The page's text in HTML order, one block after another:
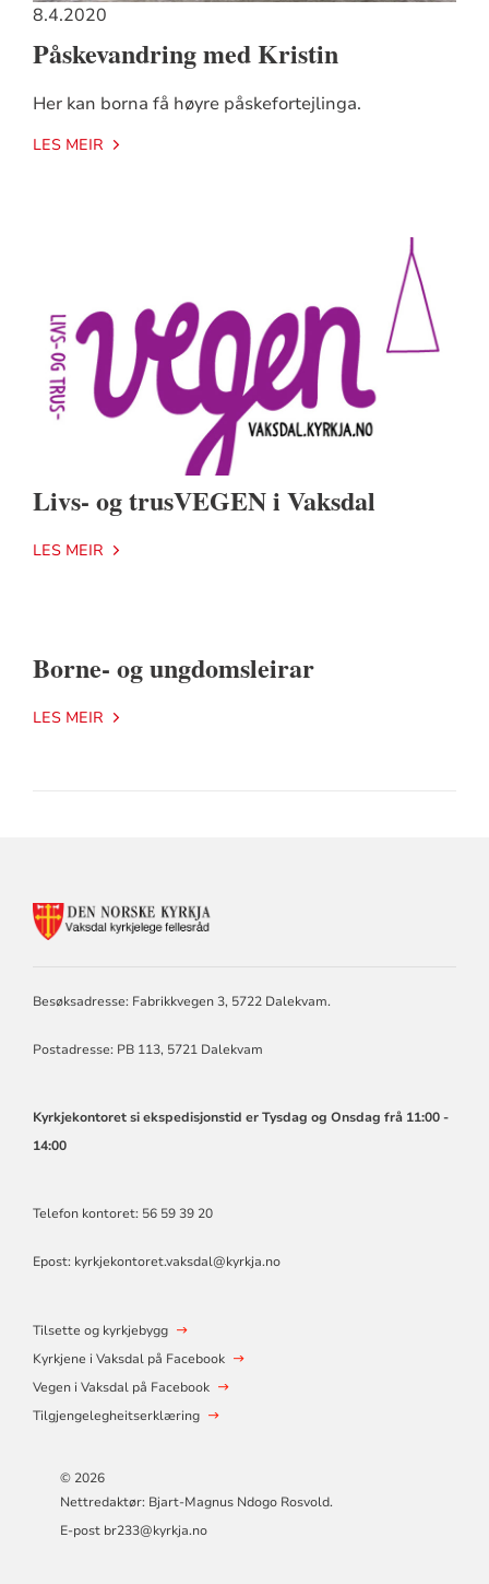
8.4.2020
Påskevandring med Kristin
Her kan borna få høyre påskefortejlinga.
LES MEIR
Livs- og trusVEGEN i Vaksdal
LES MEIR
Borne- og ungdomsleirar
LES MEIR
FELLESRÅD
Besøksadresse: Fabrikkvegen 3, 5722 Dalekvam.
Postadresse: PB 113, 5721 Dalekvam
Kyrkjekontoret si ekspedisjonstid er Tysdag og Onsdag frå 11:00 -
14:00
Telefon kontoret: 56 59 39 20
Epost: kyrkjekontoret.vaksdal@kyrkja.no
Tilsette og kyrkjebygg
Kyrkjene i Vaksdal på Facebook
Vegen i Vaksdal på Facebook
Tilgjengelegheitserklæring
© 2026
Nettredaktør: Bjart-Magnus Ndogo Rosvold.
E-post br233@kyrkja.no